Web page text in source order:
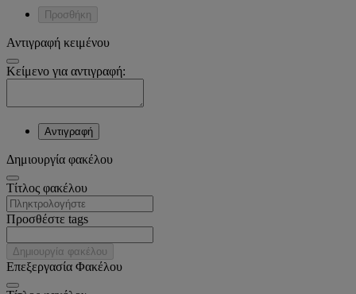
Προσθήκη
Αντιγραφή κειμένου
Κείμενο για αντιγραφή:
Αντιγραφή
Δημιουργία φακέλου
Tίτλος φακέλου
Προσθέστε tags
Δημιουργία φακέλου
Επεξεργασία Φακέλου